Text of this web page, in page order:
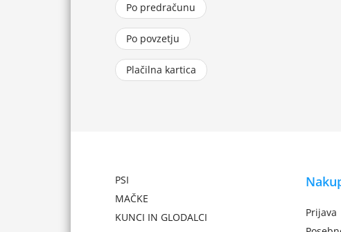
Po predračunu
Po povzetju
Plačilna kartica
PSI
MAČKE
KUNCI IN GLODALCI
Prijava